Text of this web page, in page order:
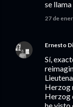
se
27 de
Ernesto
Sí,
Herzog
Herzog